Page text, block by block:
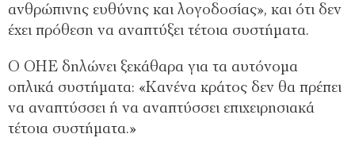
ανθρώπινης ευθύνης και λογοδοσίας», και ότι δεν
έχει πρόθεση να αναπτύξει τέτοια συστήματα.
Ο ΟΗΕ δηλώνει ξεκάθαρα για τα αυτόνομα
οπλικά συστήματα: «Κανένα κράτος δεν θα πρέπει
να αναπτύσσει ή να αναπτύσσει επιχειρησιακά
τέτοια συστήματα.»